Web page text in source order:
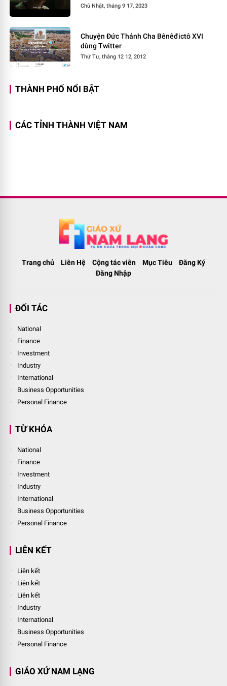
Chủ Nhật, tháng 9 17, 2023
Chuyện Đức Thánh Cha Bênêđictô XVI
dùng Twitter
Thứ Tư, tháng 12 12, 2012
THÀNH PHỐ NỔI BẬT
CÁC TỈNH THÀNH VIỆT NAM
Trang chủ Liên Hệ Cộng tác viên Mục Tiêu
Đăng Ký
Đăng Nhập
ĐỐI TÁC
National
Finance
Investment
Industry
International
Business Opportunities
Personal Finance
TỪ KHÓA
National
Finance
Investment
Industry
International
Business Opportunities
Personal Finance
LIÊN KẾT
Liên kết
Liên kết
Liên kết
Industry
International
Business Opportunities
Personal Finance
GIÁO XỨ NAM LẠNG